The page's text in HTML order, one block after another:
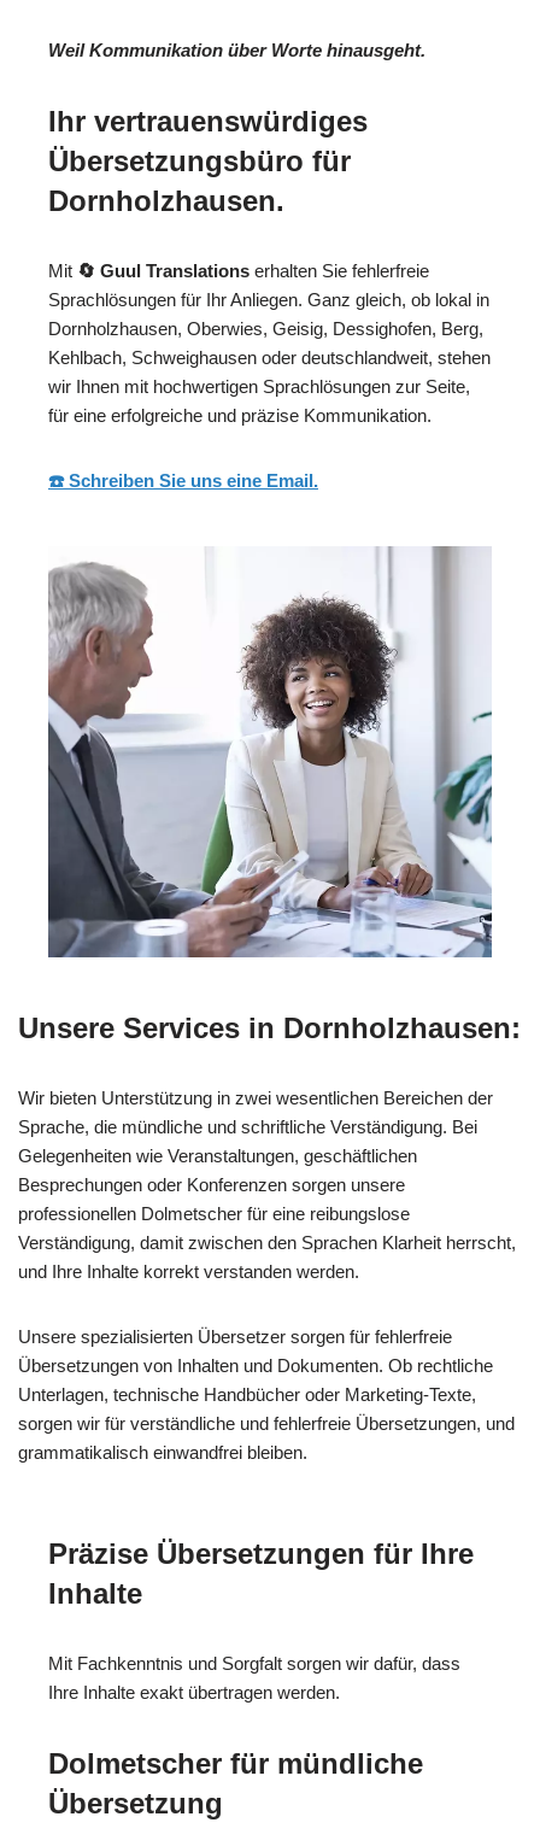
Weil Kommunikation über Worte hinausgeht.
Ihr vertrauenswürdiges
Übersetzungsbüro für
Dornholzhausen.
Mit 🔄 Guul Translations erhalten Sie fehlerfreie
Sprachlösungen für Ihr Anliegen. Ganz gleich, ob lokal in
Dornholzhausen, Oberwies, Geisig, Dessighofen, Berg,
Kehlbach, Schweighausen oder deutschlandweit, stehen
wir Ihnen mit hochwertigen Sprachlösungen zur Seite,
für eine erfolgreiche und präzise Kommunikation.
☎️ Schreiben Sie uns eine Email.
Unsere Services in Dornholzhausen:
Wir bieten Unterstützung in zwei wesentlichen Bereichen der
Sprache, die mündliche und schriftliche Verständigung. Bei
Gelegenheiten wie Veranstaltungen, geschäftlichen
Besprechungen oder Konferenzen sorgen unsere
professionellen Dolmetscher für eine reibungslose
Verständigung, damit zwischen den Sprachen Klarheit herrscht,
und Ihre Inhalte korrekt verstanden werden.
Unsere spezialisierten Übersetzer sorgen für fehlerfreie
Übersetzungen von Inhalten und Dokumenten. Ob rechtliche
Unterlagen, technische Handbücher oder Marketing-Texte,
sorgen wir für verständliche und fehlerfreie Übersetzungen, und
grammatikalisch einwandfrei bleiben.
Präzise Übersetzungen für Ihre
Inhalte
Mit Fachkenntnis und Sorgfalt sorgen wir dafür, dass
Ihre Inhalte exakt übertragen werden.
Dolmetscher für mündliche
Übersetzung